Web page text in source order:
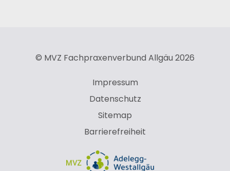
© MVZ Fachpraxenverbund Allgäu 2026
Impressum
Datenschutz
Sitemap
Barrierefreiheit